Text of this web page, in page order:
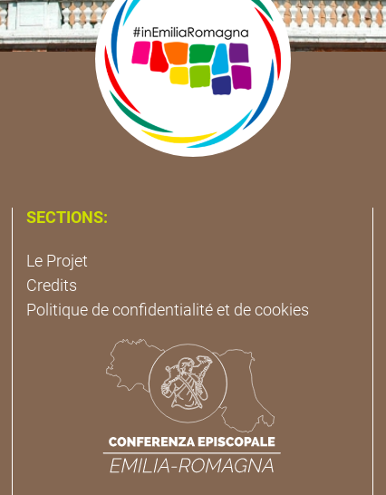
SECTIONS:
Le Projet
Credits
Politique de confidentialité et de cookies